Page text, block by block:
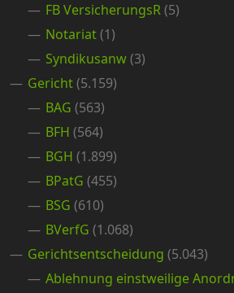
FB VersicherungsR(5)
Notariat(1)
Syndikusanw(3)
Gericht(5.159)
BAG (563)
BFH (564)
BGH (1.899)
BPatG (455)
BSG (610)
BVerfG (1.068)
Gerichtsentscheidung (5.043)
Ablehnung einstweilige